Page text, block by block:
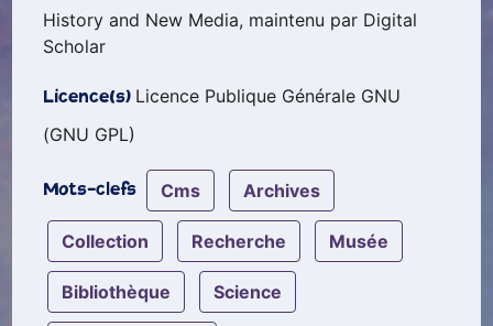
History and New Media, maintenu par Digital
Scholar
Licence(s) Licence Publique Générale GNU
(GNU GPL)
Mots-clefs cms archives
collection recherche musée
bibliothèque science